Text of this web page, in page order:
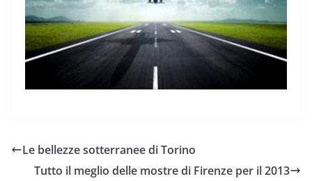
Le bellezze sotterranee di Torino
Tutto il meglio delle mostre di Firenze per il 2013